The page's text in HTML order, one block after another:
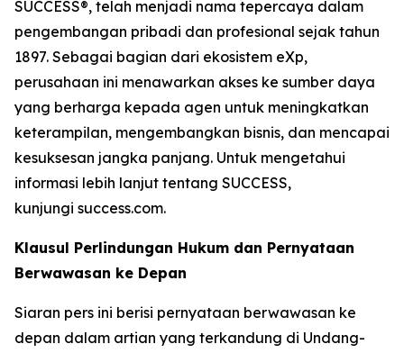
SUCCESS®, telah menjadi nama tepercaya dalam
pengembangan pribadi dan profesional sejak tahun
1897. Sebagai bagian dari ekosistem eXp,
perusahaan ini menawarkan akses ke sumber daya
yang berharga kepada agen untuk meningkatkan
keterampilan, mengembangkan bisnis, dan mencapai
kesuksesan jangka panjang. Untuk mengetahui
informasi lebih lanjut tentang SUCCESS,
kunjungi success.com.
Klausul Perlindungan Hukum dan Pernyataan
Berwawasan ke Depan
Siaran pers ini berisi pernyataan berwawasan ke
depan dalam artian yang terkandung di Undang-